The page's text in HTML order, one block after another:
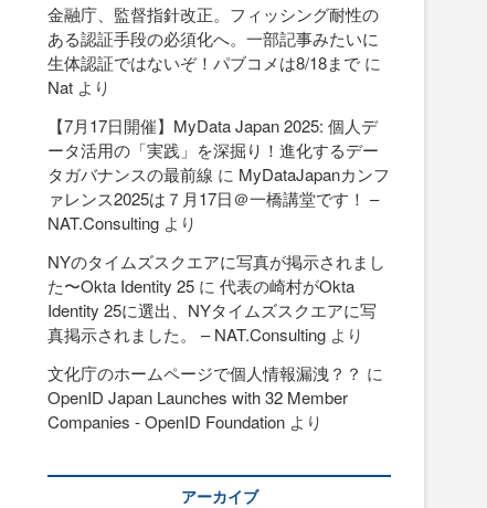
金融庁、監督指針改正。フィッシング耐性の
ある認証手段の必須化へ。一部記事みたいに
生体認証ではないぞ！パブコメは8/18まで に
Nat より
【7月17日開催】MyData Japan 2025: 個人デ
ータ活用の「実践」を深掘り！進化するデー
タガバナンスの最前線 に MyDataJapanカンフ
ァレンス2025は７月17日＠一橋講堂です！ –
NAT.Consulting より
NYのタイムズスクエアに写真が掲示されまし
た〜Okta Identity 25 に 代表の崎村がOkta
Identity 25に選出、NYタイムズスクエアに写
真掲示されました。 – NAT.Consulting より
文化庁のホームページで個人情報漏洩？？ に
OpenID Japan Launches with 32 Member
Companies - OpenID Foundation より
アーカイブ